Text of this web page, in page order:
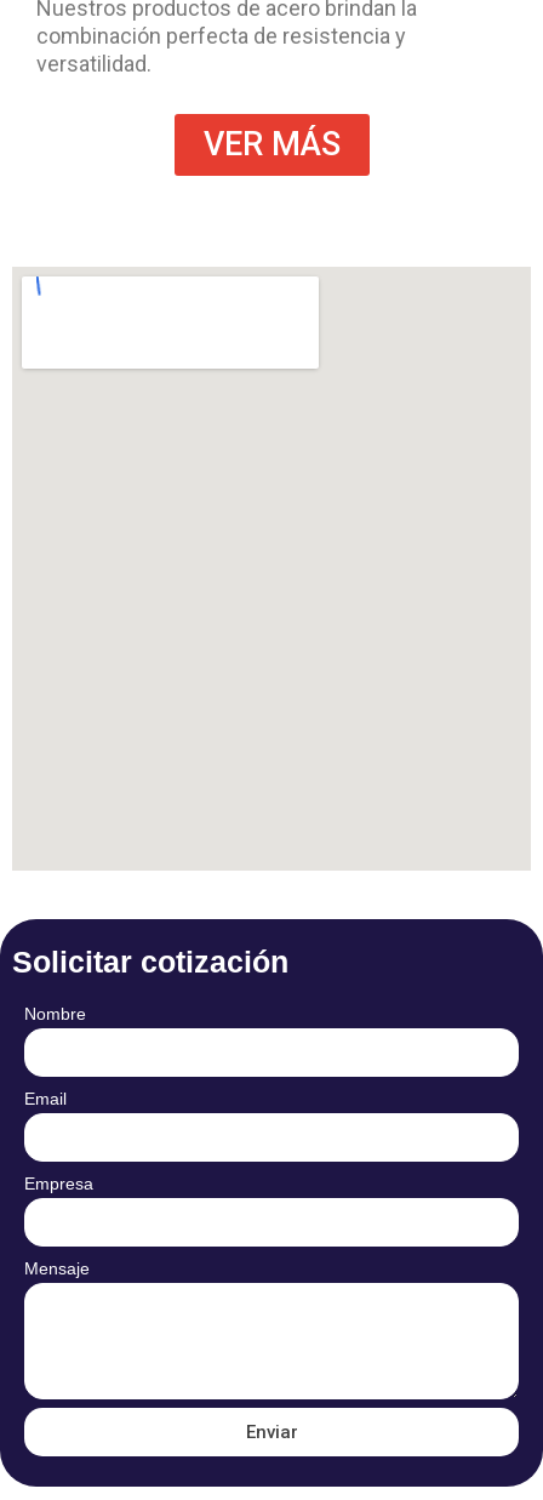
Nuestros productos de acero brindan la
combinación perfecta de resistencia y
versatilidad.
VER MÁS
Solicitar cotización
Nombre
Email
Empresa
Mensaje
Enviar